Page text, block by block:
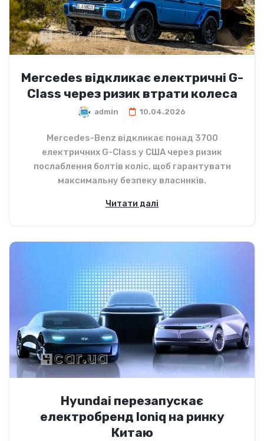
Mercedes відкликає електричні G-
Class через ризик втрати колеса
admin 10.04.2026
Mercedes-Benz відкликає понад 3700
електричних G-Class у США через ризик
послаблення болтів коліс, щоб гарантувати
максимальну безпеку власників.
Читати далі
Hyundai перезапускає
електробренд Ioniq на ринку
Китаю